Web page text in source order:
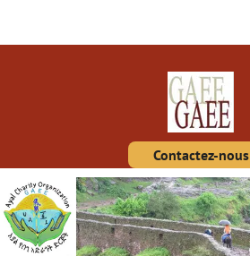
Contactez-nous